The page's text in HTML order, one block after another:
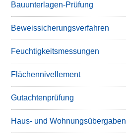
Bauunterlagen-Prüfung
Beweissicherungsverfahren
Feuchtigkeitsmessungen
Flächennivellement
Gutachtenprüfung
Haus- und Wohnungsübergaben